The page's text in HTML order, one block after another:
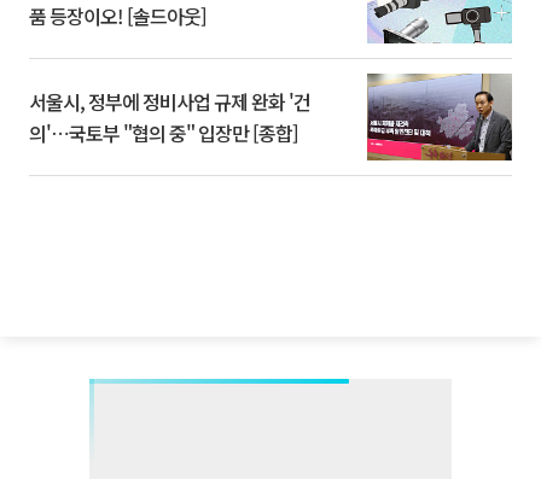
품 등장이오! [솔드아웃]
서울시, 정부에 정비사업 규제 완화 '건
의'⋯국토부 "협의 중" 입장만 [종합]